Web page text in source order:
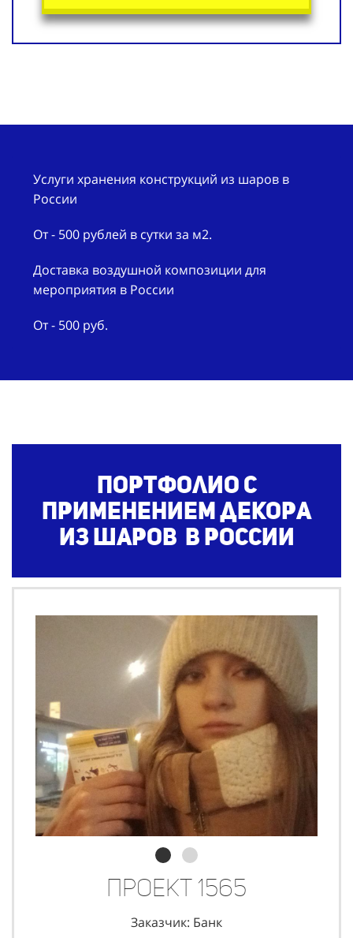
Услуги хранения конструкций из шаров в
России
От - 500 рублей в сутки за м2.
Доставка воздушной композиции для
мероприятия в России
От - 500 руб.
Портфолио с
применением декора
из шаров в России
Проект 1565
Заказчик: Банк